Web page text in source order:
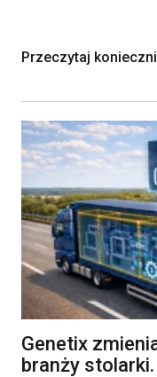
Przeczytaj
Genetix
branży stolarki.